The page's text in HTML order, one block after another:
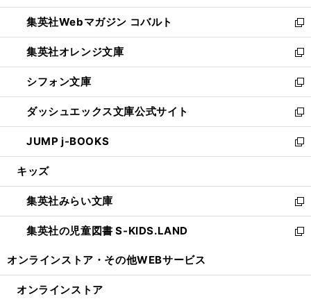
開
く
ウ
で
開
く
ン
ド
ウ
で
開
く
ウ
ィ
ン
ド
ウ
で
開
く
集英社Webマガジン コバルト
新
し
い
ウ
ィ
ン
ド
ウ
で
開
集英社オレンジ文庫
新
し
い
ウ
ィ
ン
ド
ウ
開
く
シフォン文庫
新
し
い
ウ
ィ
ン
ウ
で
開
く
ダッシュエックス文庫公式サイト
新
し
い
ウ
ン
ド
ウ
で
JUMP j-BOOKS
新
し
ウ
ィ
ン
ド
開
キッズ
集英社みらい文庫
新
し
い
ン
集英社の児童図書 S-KIDS.LAND
新
ウ
オンラインストア・ その他WEBサービス
オンラインストア